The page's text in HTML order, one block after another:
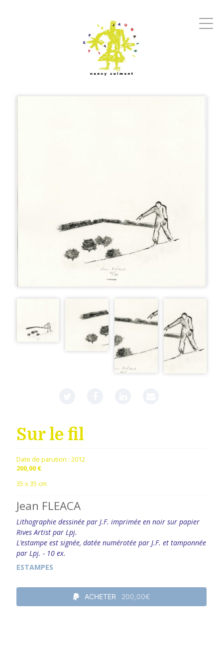
Sur le fil
Date de parution : 2012
200,00 €
35 x 35 cm
Jean FLEACA
Lithographie dessinée par J.F. imprimée en noir sur papier
Rives Artist par Lpj.
L’estampe est signée, datée numérotée par J.F. et tamponnée
par Lpj. - 10 ex.
ESTAMPES
ACHETER 200,00€